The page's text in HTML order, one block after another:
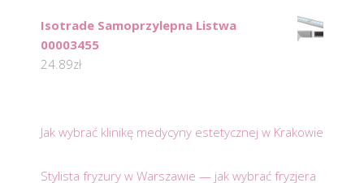
Isotrade Samoprzylepna Listwa
00003455
24.89zł
Jak wybrać klinikę medycyny estetycznej w Krakowie
Stylista fryzury w Warszawie — jak wybrać fryzjera